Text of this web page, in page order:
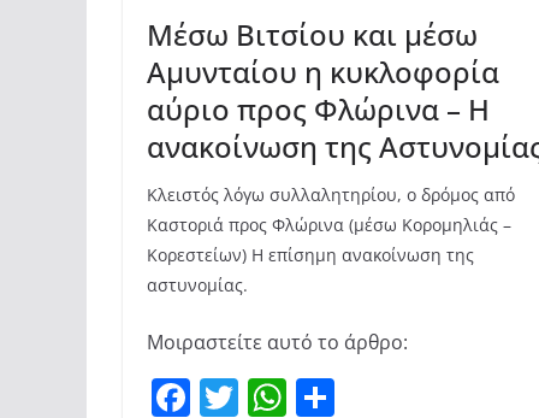
Μέσω Βιτσίου και μέσω
Αμυνταίου η κυκλοφορία
αύριο προς Φλώρινα – Η
ανακοίνωση της
Κλειστός λόγω συλλαλητηρίου, ο δρόμος από
Καστοριά προς Φλώρινα (μέσω Κορομηλιάς –
Κορεστείων) Η επίσημη ανακοίνωση της
αστυνομίας.
Μοιραστείτε αυτό το άρθρο:
F T W